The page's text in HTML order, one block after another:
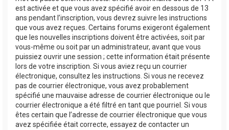
est activée et que vous avez spécifié avoir en dessous de 13
ans pendant l’inscription, vous devrez suivre les instructions
que vous avez reçues. Certains forums exigeront également
que les nouvelles inscriptions doivent être activées, soit par
vous-même ou soit par un administrateur, avant que vous
puissiez ouvrir une session ; cette information était présente
lors de votre inscription. Si vous aviez reçu un courrier
électronique, consultez les instructions. Si vous ne recevez
pas de courrier électronique, vous avez probablement
spécifié une mauvaise adresse de courrier électronique ou le
courrier électronique a été filtré en tant que pourriel. Si vous
êtes certain que l’adresse de courrier électronique que vous
avez spécifiée était correcte, essayez de contacter un